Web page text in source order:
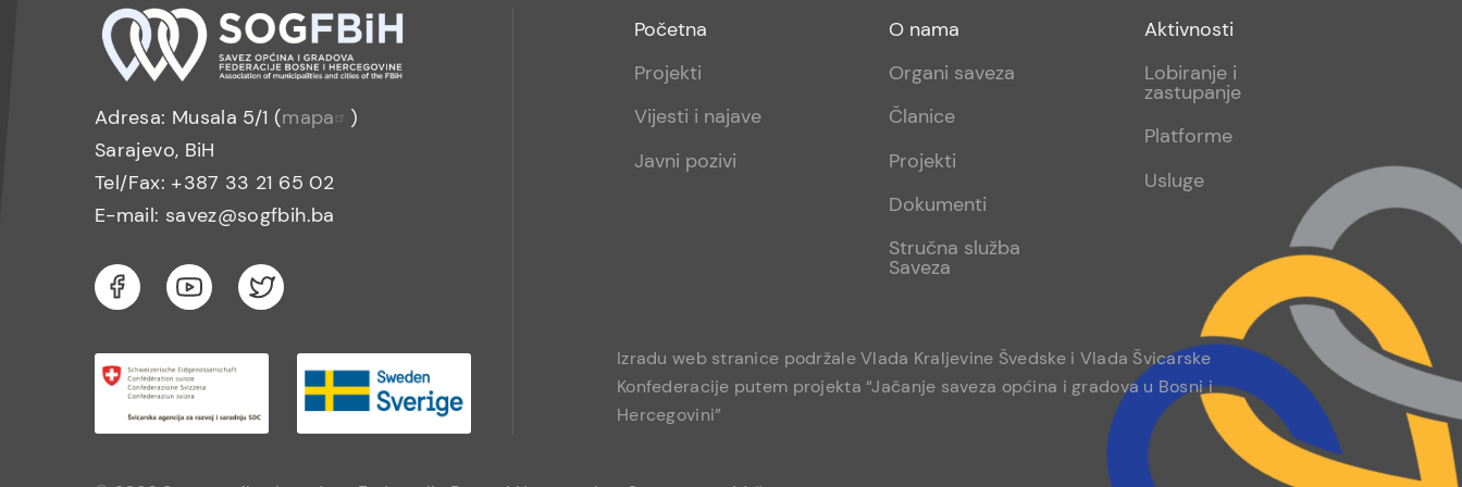
Adresa: Musala 5/1 (mapa
)
Sarajevo, BiH
Tel/Fax: +387 33 21 65 02
E-mail: savez@sogfbih.ba
Footer
menu
Početna
Projekti
Vijesti i najave
Javni pozivi
Footer
sub
O nama
Organi saveza
Članice
Projekti
Dokumenti
Stručna služba
Saveza
Footer
sub
Aktivnosti
Lobiranje i
zastupanje
Platforme
Usluge
Izradu web stranice podržale Vlada Kraljevine Švedske i Vlada Švicarske
Konfederacije putem projekta “Jačanje saveza općina i gradova u Bosni i
Hercegovini”